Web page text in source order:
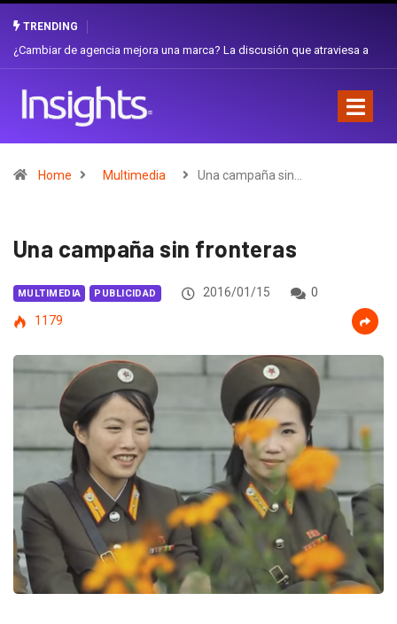
TRENDING
Gabriela Herrera y el arte de cambiarse el sombrero en Corporación
Home Multimedia Una campaña sin…
Una campaña sin fronteras
MULTIMEDIA PUBLICIDAD 2016/01/15
0
1179